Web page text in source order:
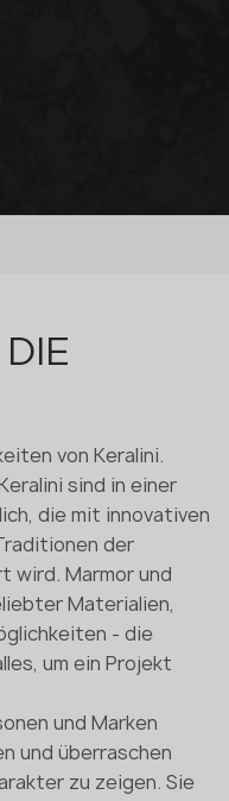
DIE
von Keralini.
sind in einer
die mit innovativen
der
wird. Marmor und
Materialien,
- die
um ein Projekt
und Marken
und überraschen
zu zeigen. Sie